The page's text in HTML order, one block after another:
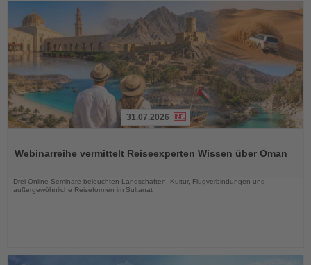
die
31.07.2026
Webinarreihe vermittelt Reiseexperten Wissen über Oman
Drei Online-Seminare beleuchten Landschaften, Kultur, Flugverbindungen und
außergewöhnliche Reiseformen im Sultanat